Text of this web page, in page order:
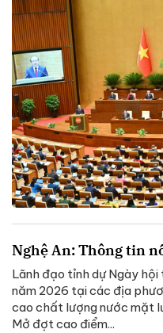
Nghệ An: Thông tin
Lãnh đạo tỉnh dự Ngày hội
năm 2026 tại các địa
cao chất lượng nước mặt
Mở đợt cao điểm...